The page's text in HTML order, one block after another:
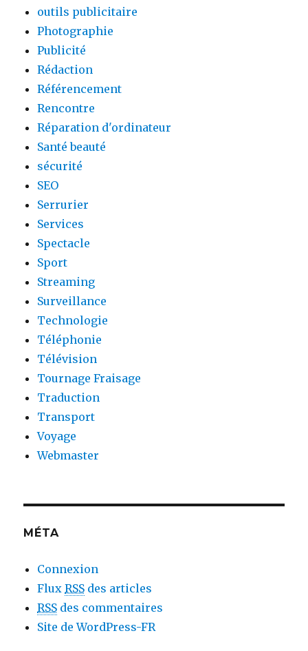
outils publicitaire
Photographie
Publicité
Rédaction
Référencement
Rencontre
Réparation d'ordinateur
Santé beauté
sécurité
SEO
Serrurier
Services
Spectacle
Sport
Streaming
Surveillance
Technologie
Téléphonie
Télévision
Tournage Fraisage
Traduction
Transport
Voyage
Webmaster
MÉTA
Connexion
FluxRSS des articles
RSS des commentaires
Site de WordPress-FR